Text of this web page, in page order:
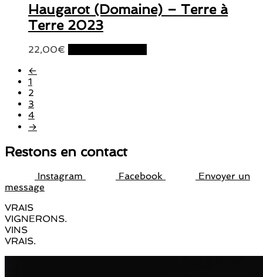
Haugarot (Domaine) – Terre à
Terre 2023
22,00€
←
1
2
3
4
→
Restons en contact
Instagram Facebook
Envoyer un
message
VRAIS
VIGNERONS.
VINS
VRAIS.